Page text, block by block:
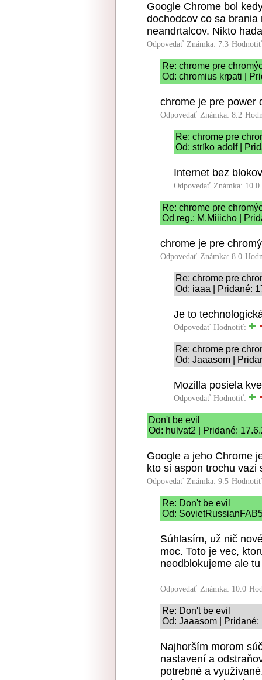
Google Chrome bol
dochodcov co sa
neandrtalcov. Nikto
Odpovedať Známka: 7.3
Re: chrome pre
Od: chromius krpati |
chrome je pre power
Odpovedať Známka: 8.2
Re: chrome pre
Od: stríko adolf |
Internet bez
Odpovedať Známka: 10.0
Re: chrome pre
Od reg.: M.Miiicho |
chrome je pre
Odpovedať Známka: 8.0
Re: chrome pre
Od: iaaa | Pridané:
Je to
Odpovedať Hodnotiť:
Re: chrome pre
Od: Jaaasom |
Mozilla posiela
Odpovedať Hodnotiť:
Don't be evil
Od: hulvat2 | Pridané:
Google a jeho Chrome
kto si aspon trochu vazi
Odpovedať Známka: 9.5
Re: Don't be evil
Od:
Súhlasím, už nič
moc. Toto je vec,
neodblokujeme ale
Odpovedať Známka: 10.0
Re: Don't be evil
Od: Jaaasom |
Najhorším morom
nastavení a
potrebné a